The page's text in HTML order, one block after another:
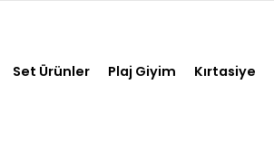
Set Ürünler Plaj Giyim Kırtasiye